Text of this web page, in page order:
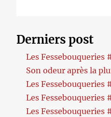
Derniers post
Les Fessebouqueries
Son odeur après la
Les Fessebouqueries
Les Fessebouqueries
Les Fessebouqueries